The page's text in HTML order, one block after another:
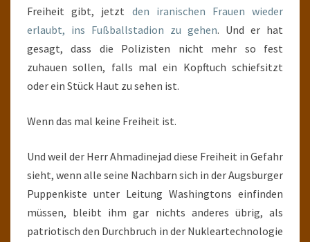
Freiheit gibt, jetzt den iranischen Frauen wieder
erlaubt, ins Fußballstadion zu gehen. Und er hat
gesagt, dass die Polizisten nicht mehr so fest
zuhauen sollen, falls mal ein Kopftuch schiefsitzt
oder ein Stück Haut zu sehen ist.
Wenn das mal keine Freiheit ist.
Und weil der Herr Ahmadinejad diese Freiheit in Gefahr
sieht, wenn alle seine Nachbarn sich in der Augsburger
Puppenkiste unter Leitung Washingtons einfinden
müssen, bleibt ihm gar nichts anderes übrig, als
patriotisch den Durchbruch in der Nukleartechnologie